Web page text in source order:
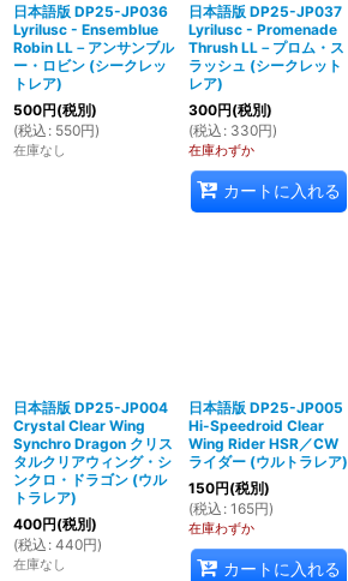
日本語版 DP25-JP036
Lyrilusc - Ensemblue
Robin LL－アンサンブル
ー・ロビン (シークレッ
トレア)
500円(税別)
(税込 : 550円)
在庫なし
日本語版 DP25-JP037
Lyrilusc - Promenade
Thrush LL－プロム・ス
ラッシュ (シークレット
レア)
300円(税別)
(税込 : 330円)
在庫わずか
カートに入れる
日本語版 DP25-JP004
Crystal Clear Wing
Synchro Dragon クリス
タルクリアウィング・シ
ンクロ・ドラゴン (ウル
トラレア)
400円(税別)
(税込 : 440円)
在庫なし
日本語版 DP25-JP005
Hi-Speedroid Clear
Wing Rider HSR／CW
ライダー (ウルトラレア)
150円(税別)
(税込 : 165円)
在庫わずか
カートに入れる